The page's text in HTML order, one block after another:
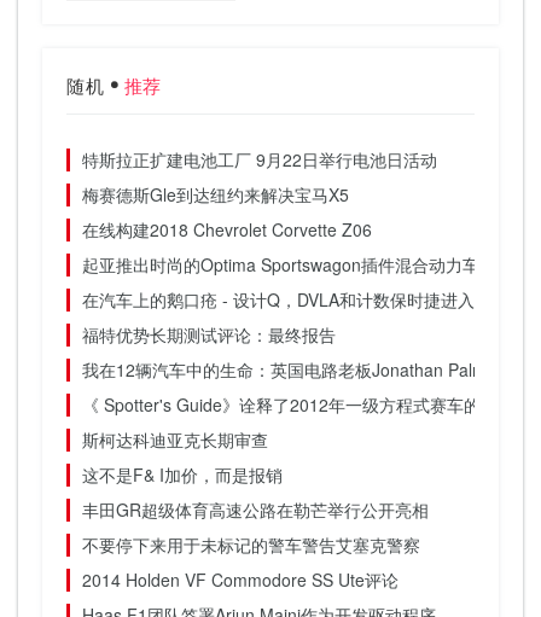
随机 推荐
特斯拉正扩建电池工厂 9月22日举行电池日活动
梅赛德斯Gle到达纽约来解决宝马X5
在线构建2018 Chevrolet Corvette Z06
起亚推出时尚的Optima Sportswagon插件混合动力车
在汽车上的鹅口疮 - 设计Q，DVLA和计数保时捷进入睡眠
福特优势长期测试评论：最终报告
我在12辆汽车中的生命：英国电路老板Jonathan Palmer
《 Spotter's Guide》诠释了2012年一级方程式赛车的网格
斯柯达科迪亚克长期审查
这不是F& I加价，而是报销
丰田GR超级体育高速公路在勒芒举行公开亮相
不要停下来用于未标记的警车警告艾塞克警察
2014 Holden VF Commodore SS Ute评论